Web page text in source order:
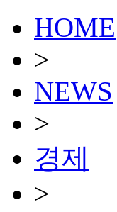
HOME
>
NEWS
>
경제
>